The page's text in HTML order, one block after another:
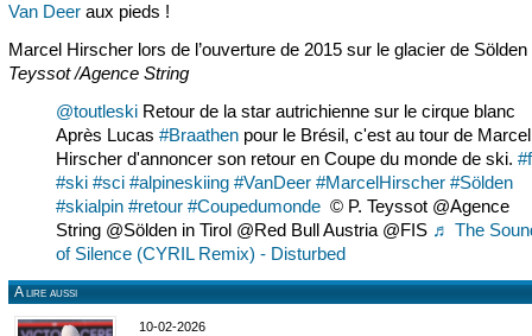
Van Deer aux pieds !
Marcel Hirscher lors de l’ouverture de 2015 sur le glacier de Sölden
Teyssot /Agence String
@toutleski Retour de la star autrichienne sur le cirque blanc
Après Lucas #Braathen pour le Brésil, c'est au tour de Marcel
Hirscher d'annoncer son retour en Coupe du monde de ski.
#ski #sci #alpineskiing #VanDeer #MarcelHirscher #Sölden
#skialpin #retour #Coupedumonde © P. Teyssot @Agence
String @Sölden in Tirol @Red Bull Austria @FIS ♬ The
of Silence (CYRIL Remix) - Disturbed
A lire aussi
10-02-2026